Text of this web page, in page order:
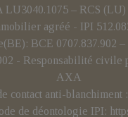
LU3040.1075 – RCS (LU)
agréé - IPI
BCE 0707.837.902
- Responsabilité civile
AXA
contact anti-blanchiment
de déontologie IPI: